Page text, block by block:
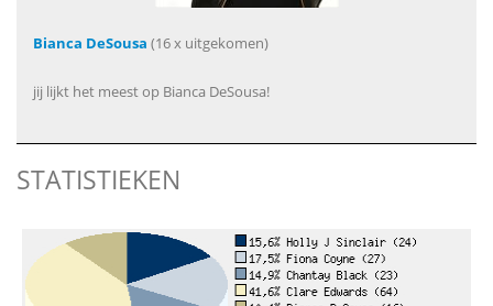
Bianca DeSousa (16 x uitgekomen)
jij lijkt het meest op Bianca DeSousa!
STATISTIEKEN